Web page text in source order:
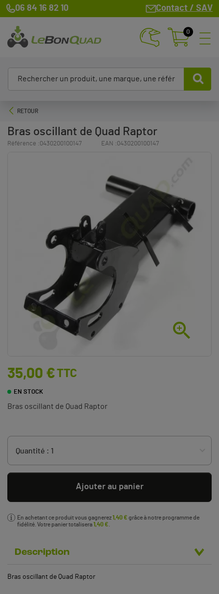
06 84 16 82 10 Contact / SAV
0
RETOUR
Bras oscillant de Quad Raptor
Référence :0430200100147 EAN :0430200100147

35,00 €TTC
EN STOCK
Bras oscillant de Quad Raptor
Ajouter au panier
En achetant ce produit vous gagnerez1,40 € grâce à notre programme de
fidélité. Votre panier totalisera1,40 €
Description
Bras oscillant de Quad Raptor